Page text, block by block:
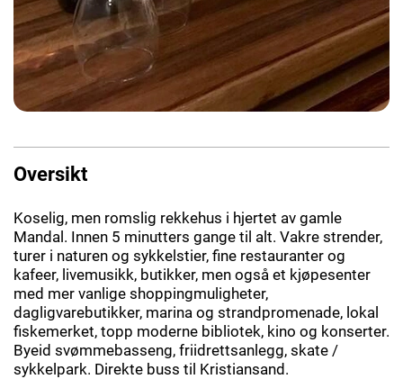
Oversikt
Koselig, men romslig rekkehus i hjertet av gamle
Mandal. Innen 5 minutters gange til alt. Vakre strender,
turer i naturen og sykkelstier, fine restauranter og
kafeer, livemusikk, butikker, men også et kjøpesenter
med mer vanlige shoppingmuligheter,
dagligvarebutikker, marina og strandpromenade, lokal
fiskemerket, topp moderne bibliotek, kino og konserter.
Byeid svømmebasseng, friidrettsanlegg, skate /
sykkelpark. Direkte buss til Kristiansand.